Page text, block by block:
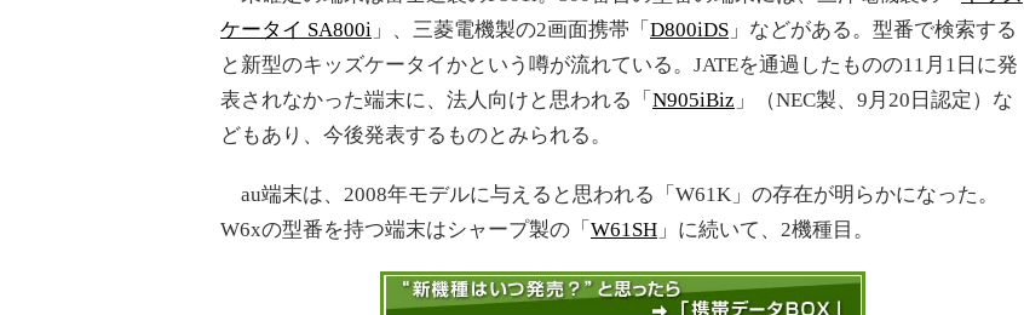
ケータイ SA800i 」、三菱電機製の2画面携帯「 D800iDS 」などがある。型番で検索する
と新型のキッズケータイかという噂が流れている。JATEを通過したものの11月1日に発
表されなかった端末に、法人向けと思われる「 N905iBiz 」（NEC製、9月20日認定）な
どもあり、今後発表するものとみられる。
au端末は、2008年モデルに与えると思われる「W61K」の存在が明らかになった。
W6xの型番を持つ端末はシャープ製の「 W61SH 」に続いて、2機種目。